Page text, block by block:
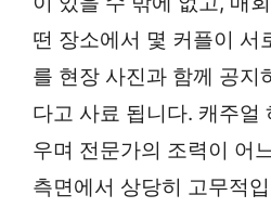
떤 장소에서 몇 커플이 서
를 현장 사진과 함께 공지
다고 사료 됩니다. 캐주얼
우며 전문가의 조력이 어
측면에서 상당히 고무적